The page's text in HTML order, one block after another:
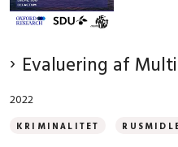
Evaluering af
2022
KRIMINALITET